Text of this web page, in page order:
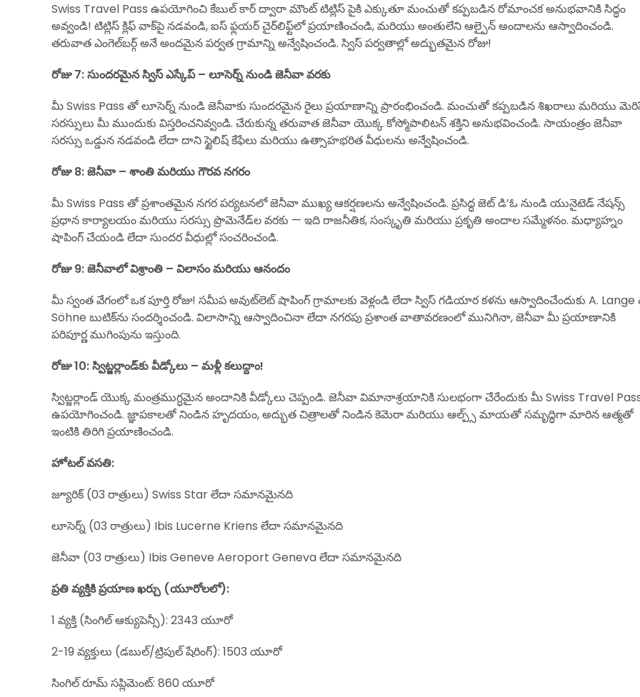
Swiss Travel Pass ఉపయోగించి కేబుల్ కార్ ద్వారా మౌంట్ టిట్లిస్ పైకి ఎక్కుతూ మంచుతో కప్పబడిన రోమాంచక అనుభవానికి సిద్ధం
అవ్వండి! టిట్లిస్ క్లిఫ్ వాక్‌పై నడవండి, ఐస్ ఫ్లయర్ చైర్‌లిఫ్ట్‌లో ప్రయాణించండి, మరియు అంతులేని ఆల్పైన్ అందాలను ఆస్వాదించండి.
తరువాత ఎంగెల్‌బర్గ్ అనే అందమైన పర్వత గ్రామాన్ని అన్వేషించండి. స్విస్ పర్వతాల్లో అద్భుతమైన రోజు!
రోజు 7: సుందరమైన స్విస్ ఎస్కేప్ – లూసెర్న్ నుండి జెనీవా వరకు
మీ Swiss Pass తో లూసెర్న్ నుండి జెనీవాకు సుందరమైన రైలు ప్రయాణాన్ని ప్రారంభించండి. మంచుతో కప్పబడిన శిఖరాలు మరియు
సరస్సులు మీ ముందుకు విస్తరించనివ్వండి. చేరుకున్న తరువాత జెనీవా యొక్క కోస్మోపాలిటన్ శక్తిని అనుభవించండి. సాయంత్రం జెనీవా
సరస్సు ఒడ్డున నడవండి లేదా దాని స్టైలిష్ కేఫేలు మరియు ఉత్సాహభరిత వీధులను అన్వేషించండి.
రోజు 8: జెనీవా – శాంతి మరియు గౌరవ నగరం
మీ Swiss Pass తో ప్రశాంతమైన నగర పర్యటనలో జెనీవా ముఖ్య ఆకర్షణలను అన్వేషించండి. ప్రసిద్ధ జెట్ డి’ఓ నుండి యునైటెడ్ నేషన్స్
ప్రధాన కార్యాలయం మరియు సరస్సు ప్రొమెనేడ్‌ల వరకు — ఇది రాజనీతిక, సంస్కృతి మరియు ప్రకృతి అందాల సమ్మేళనం. మధ్యాహ్నం
షాపింగ్ చేయండి లేదా సుందర వీధుల్లో సంచరించండి.
రోజు 9: జెనీవాలో విశ్రాంతి – విలాసం మరియు ఆనందం
మీ స్వంత వేగంలో ఒక పూర్తి రోజు! సమీప అవుట్‌లెట్ షాపింగ్ గ్రామాలకు వెళ్లండి లేదా స్విస్ గడియార కళను ఆస్వాదించేందుకు A. Lange
Söhne బుటిక్‌ను సందర్శించండి. విలాసాన్ని ఆస్వాదించినా లేదా నగరపు ప్రశాంత వాతావరణంలో మునిగినా, జెనీవా మీ ప్రయాణానికి
పరిపూర్ణ ముగింపును ఇస్తుంది.
రోజు 10: స్విట్జర్లాండ్‌కు వీడ్కోలు – మళ్లీ కలుద్దాం!
స్విట్జర్లాండ్ యొక్క మంత్రముగ్ధమైన అందానికి వీడ్కోలు చెప్పండి. జెనీవా విమానాశ్రయానికి సులభంగా చేరేందుకు మీ Swiss Travel
ఉపయోగించండి. జ్ఞాపకాలతో నిండిన హృదయం, అద్భుత చిత్రాలతో నిండిన కెమెరా మరియు ఆల్ప్స్ మాయతో సమృద్ధిగా మారిన ఆత్మతో
ఇంటికి తిరిగి ప్రయాణించండి.
హోటల్ వసతి:
జ్యూరిక్ (03 రాత్రులు) Swiss Star లేదా సమానమైనది
లూసెర్న్ (03 రాత్రులు) Ibis Lucerne Kriens లేదా సమానమైనది
జెనీవా (03 రాత్రులు) Ibis Geneve Aeroport Geneva లేదా సమానమైనది
ప్రతి వ్యక్తికి ప్రయాణ ఖర్చు (యూరోలలో):
1 వ్యక్తి (సింగిల్ ఆక్యుపెన్సీ): 2343 యూరో
2-19 వ్యక్తులు (డబుల్/ట్రిపుల్ షేరింగ్): 1503 యూరో
సింగిల్ రూమ్ సప్లిమెంట్: 860 యూరో